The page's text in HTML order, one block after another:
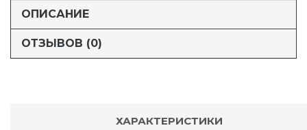
ОПИСАНИЕ
ОТЗЫВОВ (0)
ХАРАКТЕРИСТИКИ